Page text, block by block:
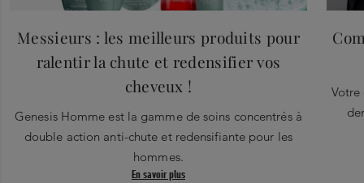
Messieurs : les meilleurs produits pour
ralentir la chute et redensifier vos
cheveux !
Genesis Homme est la gamme de soins concentrés à
double action anti-chute et redensifiante pour les
hommes.
En savoir plus